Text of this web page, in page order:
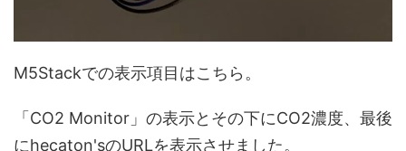
M5Stackでの表示項目はこちら。
「CO2 Monitor」の表示とその下にCO2濃度、最後
にhecaton'sのURLを表示させました。